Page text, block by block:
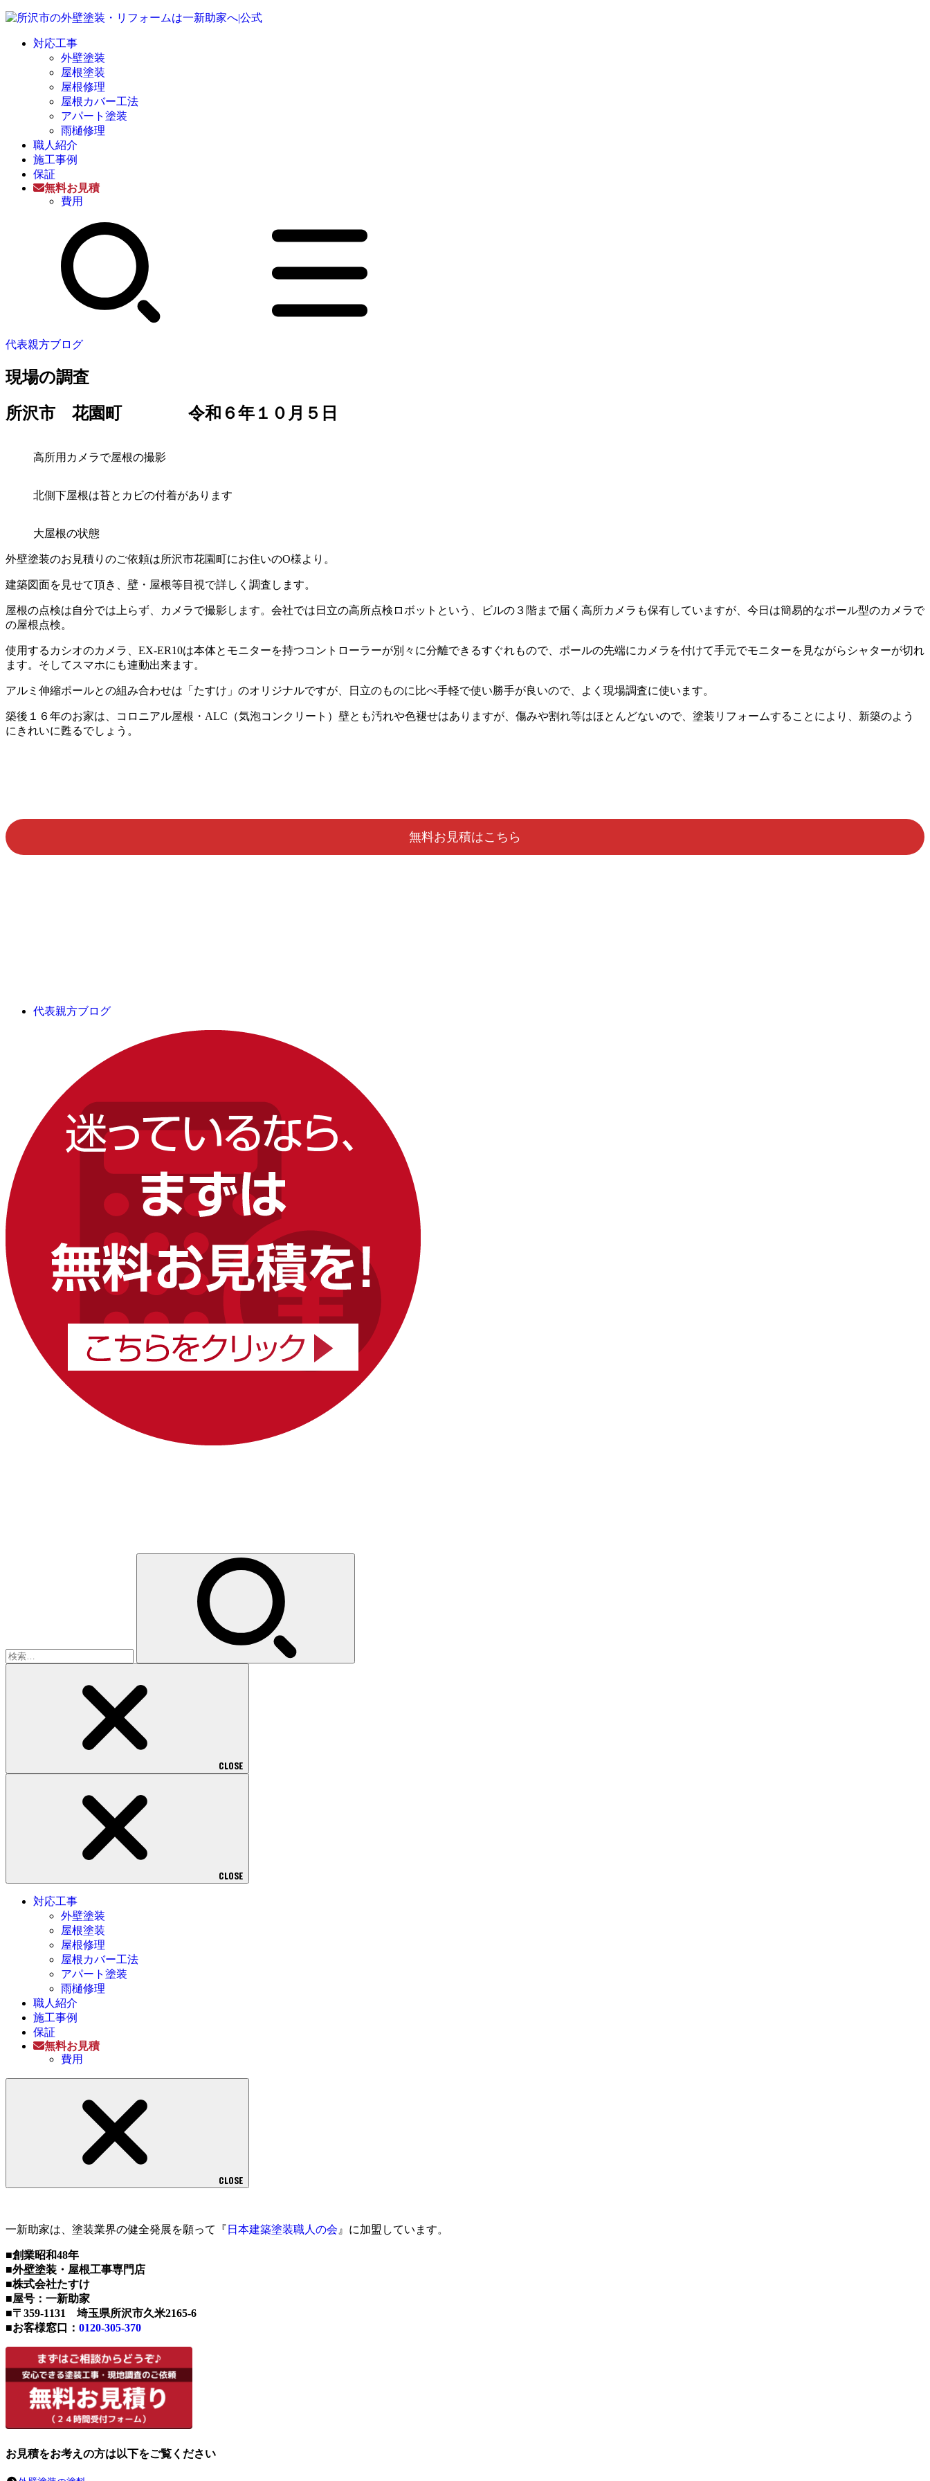
対応工事
外壁塗装
屋根塗装
屋根修理
屋根カバー工法
アパート塗装
雨樋修理
職人紹介
施工事例
保証
無料お見積
費用
代表親方ブログ
現場の調査
所沢市 花園町 令和６年１０月５日
高所用カメラで屋根の撮影
北側下屋根は苔とカビの付着があります
大屋根の状態
外壁塗装のお見積りのご依頼は所沢市花園町にお住いのO様より。
建築図面を見せて頂き、壁・屋根等目視で詳しく調査します。
屋根の点検は自分では上らず、カメラで撮影します。会社では日立の高所点検ロボットという、ビルの３階まで届く高所カメラも保有していますが、今日は簡易的なポール型のカメラで
の屋根点検。
使用するカシオのカメラ、EX-ER10は本体とモニターを持つコントローラーが別々に分離できるすぐれもので、ポールの先端にカメラを付けて手元でモニターを見ながらシャターが切れ
ます。そしてスマホにも連動出来ます。
アルミ伸縮ポールとの組み合わせは「たすけ」のオリジナルですが、日立のものに比べ手軽で使い勝手が良いので、よく現場調査に使います。
築後１６年のお家は、コロニアル屋根・ALC（気泡コンクリート）壁とも汚れや色褪せはありますが、傷みや割れ等はほとんどないので、塗装リフォームすることにより、新築のよう
にきれいに甦るでしょう。
無料お見積はこちら
代表親方ブログ
CLOSE
CLOSE
対応工事
外壁塗装
屋根塗装
屋根修理
屋根カバー工法
アパート塗装
雨樋修理
職人紹介
施工事例
保証
無料お見積
費用
CLOSE
一新助家は、塗装業界の健全発展を願って『 日本建築塗装職人の会 』に加盟しています。
■創業昭和48年
■外壁塗装・屋根工事専門店
■株式会社たすけ
■屋号：一新助家
■〒359-1131 埼玉県所沢市久米2165-6
■お客様窓口： 0120-305-370
お見積をお考えの方は以下をご覧ください